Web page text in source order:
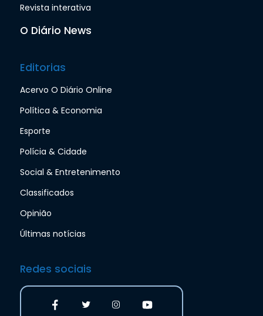
Revista interativa
O Diário News
Editorias
Acervo O Diário Online
Política & Economia
Esporte
Polícia & Cidade
Social & Entretenimento
Classificados
Opinião
Últimas notícias
Redes sociais